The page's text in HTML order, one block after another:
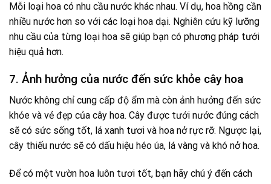
Mỗi loại hoa có nhu cầu nước khác nhau. Ví dụ, hoa hồng cần
nhiều nước hơn so với các loại hoa dại. Nghiên cứu kỹ lưỡng
nhu cầu của từng loại hoa sẽ giúp bạn có phương pháp tưới
hiệu quả hơn.
7. Ảnh hưởng của nước đến sức khỏe cây hoa
Nước không chỉ cung cấp độ ẩm mà còn ảnh hưởng đến sức
khỏe và vẻ đẹp của cây hoa. Cây được tưới nước đúng cách
sẽ có sức sống tốt, lá xanh tươi và hoa nở rực rỡ. Ngược lại,
cây thiếu nước sẽ có dấu hiệu héo úa, lá vàng và khó nở hoa.
Để có một vườn hoa luôn tươi tốt, bạn hãy chú ý đến cách